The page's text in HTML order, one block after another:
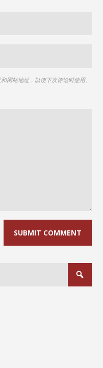
网站地址，以便下次评论时使用。